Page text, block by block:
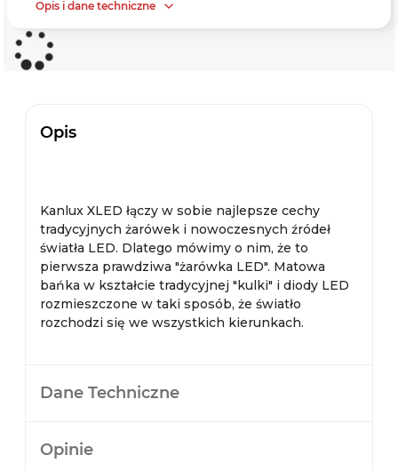
Opis i dane techniczne
Opis
Kanlux XLED łączy w sobie najlepsze cechy
tradycyjnych żarówek i nowoczesnych źródeł
światła LED. Dlatego mówimy o nim, że to
pierwsza prawdziwa "żarówka LED". Matowa
bańka w kształcie tradycyjnej "kulki" i diody LED
rozmieszczone w taki sposób, że światło
rozchodzi się we wszystkich kierunkach.
Dane Techniczne
Opinie